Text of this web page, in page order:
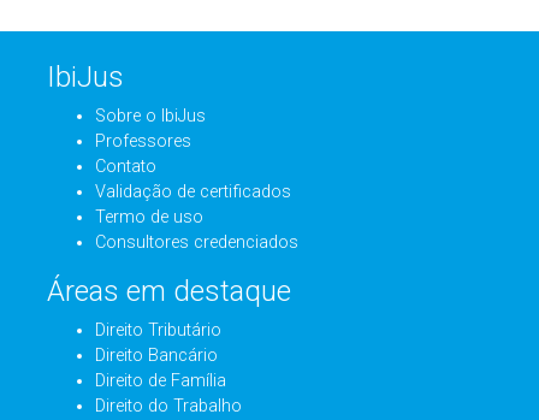
IbiJus
Sobre o IbiJus
Professores
Contato
Validação de certificados
Termo de uso
Consultores credenciados
Áreas em destaque
Direito Tributário
Direito Bancário
Direito de Família
Direito do Trabalho